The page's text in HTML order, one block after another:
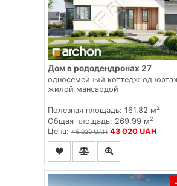
Дом в рододендронах 27
односемейный коттедж
жилой мансардой
Полезная площадь: 161.82 м2
Общая площадь: 269.99 м2
Цена: 46 020 UAH 43 020 UAH